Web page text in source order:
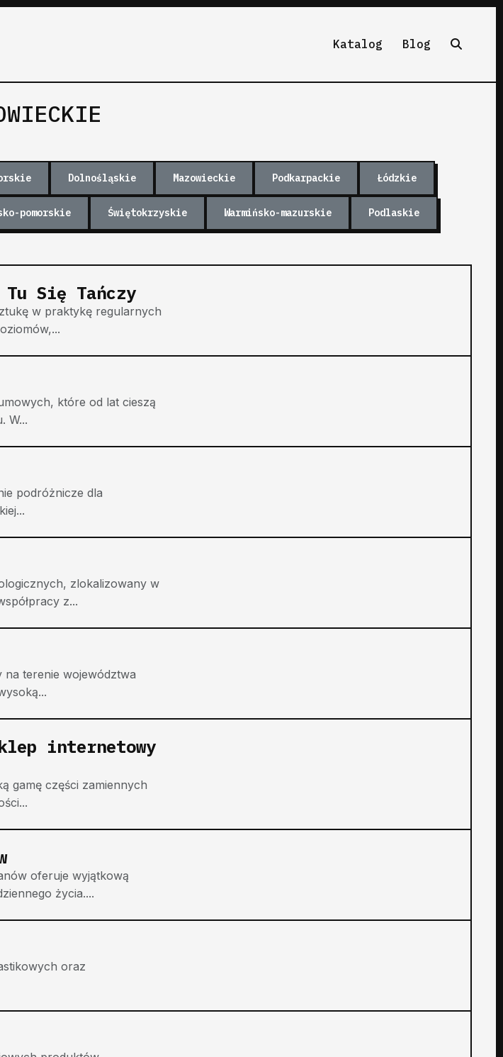
Katalog Blog
Dolnośląskie Mazowieckie Podkarpackie Łódzkie
pomorskie Świętokrzyskie Warmińsko-mazurskie Podlaskie
Się Tańczy
w praktykę regularnych
które od lat cieszą
W...
podróżnicze dla
zlokalizowany w
z...
na terenie województwa
internetowy
gamę części zamiennych
oferuje wyjątkową
życia....
oraz